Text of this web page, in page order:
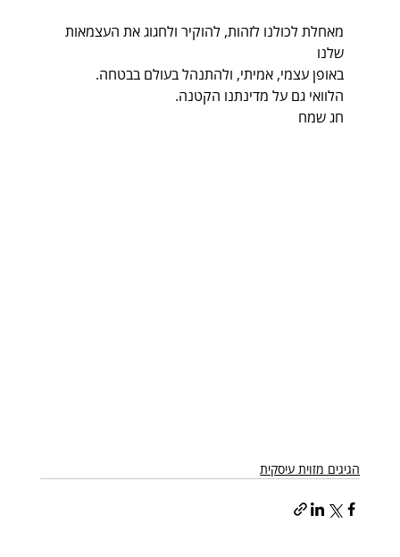
מאחלת לכולנו לזהות, להוקיר ולחגוג את העצמאות
שלנו
באופן עצמי, אמיתי, ולהתנהל בעולם בבטחה.
הלוואי גם על מדינתנו הקטנה.
חג שמח
הגיגים מזוית עיסקית